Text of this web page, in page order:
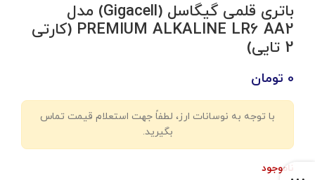
باتری قلمی گیگاسل (Gigacell) مدل
PREMIUM ALKALINE LR6 AA2 (کارتی
2 تایی)
0 تومان
با توجه به نوسانات ارز، لطفاً جهت استعلام قیمت تماس
بگیرید.
ناموجود